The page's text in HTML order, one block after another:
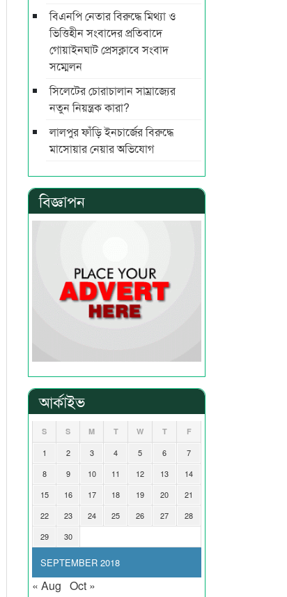
বিএনপি নেতার বিরুদ্ধে মিথ্যা ও
ভিত্তিহীন সংবাদের প্রতিবাদে
গোয়াইনঘাট প্রেসক্লাবে সংবাদ
সম্মেলন
সিলেটের চোরাচালান সাম্রাজ্যের
নতুন নিয়ন্ত্রক কারা?
লালপুর ফাঁড়ি ইনচার্জের বিরুদ্ধে
মাসোয়ার নেয়ার অভিযোগ
বিজ্ঞাপন
আর্কাইভ
SEPTEMBER 2018
S S M T W T F
1 2 3 4 5 6
7
8
9 10 11 12 13
14
15
16 17 18 19 20
21
22
23 24 25 26 27
28
29
30
« Aug Oct »